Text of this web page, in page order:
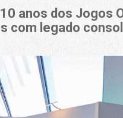
anos dos Jogos
com legado